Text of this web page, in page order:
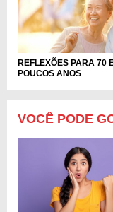
REFLEXÕES PARA 70
POUCOS ANOS
VOCÊ PODE